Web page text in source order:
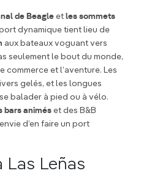
de Beagle et les sommets
dynamique tient lieu de
aux bateaux voguant vers
seulement le bout du monde,
commerce et l’aventure. Les
gelés, et les longues
balader à pied ou à vélo.
bars animés et des B&B
d’en faire un port
Las Leñas